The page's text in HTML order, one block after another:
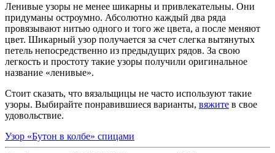
Ленивые узоры не менее шикарны и привлекательны. Они
придуманы остроумно. Абсолютно каждый два ряда
провязывают нитью одного и того же цвета, а после меняют
цвет. Шикарный узор получается за счет слегка вытянутых
петель непосредственно из предыдущих рядов. За свою
легкость и простоту такие узоры получили оригинальное
название «ленивые».
Стоит сказать, что вязальщицы не часто используют такие
узоры. Выбирайте понравившиеся варианты, вяжите в свое
удовольствие.
Узор «Бутон в колбе» спицами